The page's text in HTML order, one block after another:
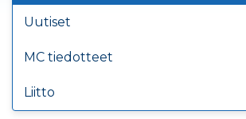
Uutiset
MC tiedotteet
Liitto